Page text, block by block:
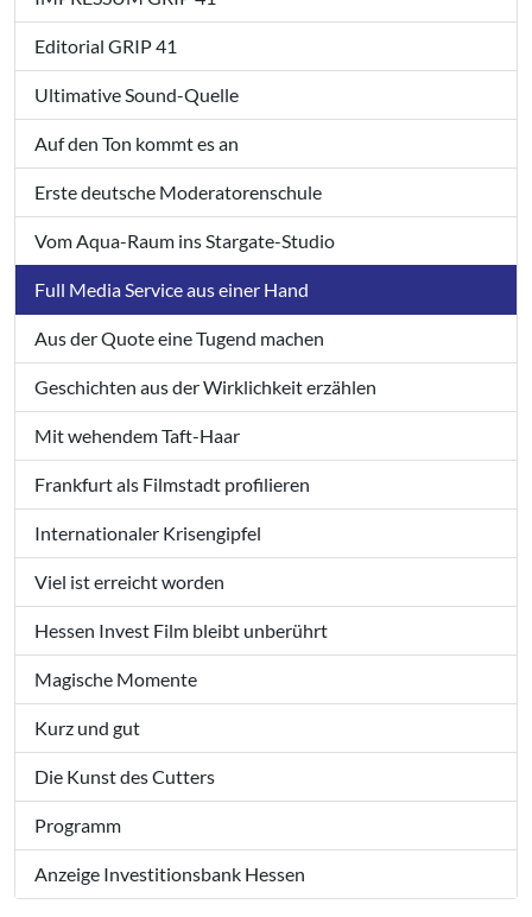
Editorial GRIP 41
Ultimative Sound-Quelle
Auf den Ton kommt es an
Erste deutsche Moderatorenschule
Vom Aqua-Raum ins Stargate-Studio
Full Media Service aus einer Hand
Aus der Quote eine Tugend machen
Geschichten aus der Wirklichkeit erzählen
Mit wehendem Taft-Haar
Frankfurt als Filmstadt profilieren
Internationaler Krisengipfel
Viel ist erreicht worden
Hessen Invest Film bleibt unberührt
Magische Momente
Kurz und gut
Die Kunst des Cutters
Programm
Anzeige Investitionsbank Hessen